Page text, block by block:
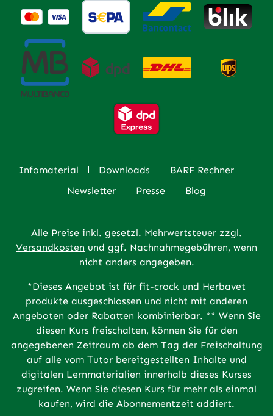
Infomaterial Downloads
BARF Rechner
Newsletter
Presse Blog
Alle Preise inkl. gesetzl. Mehrwertsteuer zzgl.
Versandkosten und ggf. Nachnahmegebühren, wenn
nicht anders angegeben.
*Dieses Angebot ist für fit-crock und Herbavet
produkte ausgeschlossen und nicht mit anderen
Angeboten oder Rabatten kombinierbar. ** Wenn Sie
diesen Kurs freischalten, können Sie für den
angegebenen Zeitraum ab dem Tag der Freischaltung
auf alle vom Tutor bereitgestellten Inhalte und
digitalen Lernmaterialien innerhalb dieses Kurses
zugreifen. Wenn Sie diesen Kurs für mehr als einmal
kaufen, wird die Abonnementzeit addiert.